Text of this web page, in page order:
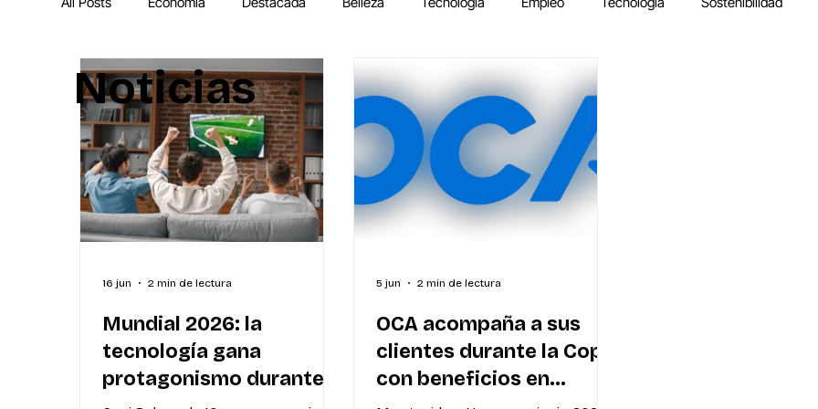
IA MEGA Experiencia Endeavor Mundial
Mundial 2026: la
tecnología gana
protagonismo durante
16 jun 2 min de lectura
OCA acompaña a sus
clientes durante la Copa
con beneficios en
5 jun 2 min de lectura
Noticias